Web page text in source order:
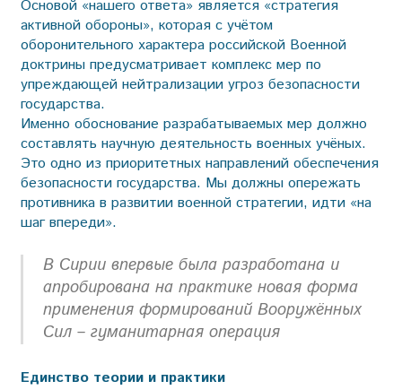
Основой «нашего ответа» является «стратегия
активной обороны», которая с учётом
оборонительного характера российской Военной
доктрины предусматривает комплекс мер по
упреждающей нейтрализации угроз безопасности
государства.
Именно обоснование разрабатываемых мер должно
составлять научную деятельность военных учёных.
Это одно из приоритетных направлений обеспечения
безопасности государства. Мы должны опережать
противника в развитии военной стратегии, идти «на
шаг впереди».
В Сирии впервые была разработана и
апробирована на практике новая форма
применения формирований Вооружённых
Сил – гуманитарная операция
Единство теории и практики